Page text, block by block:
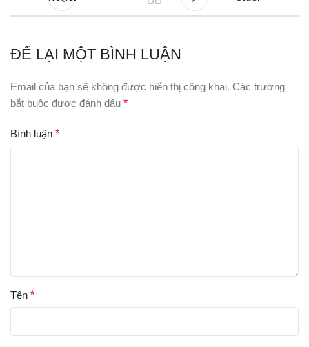
ĐỂ LẠI MỘT BÌNH LUẬN
Email của bạn sẽ không được hiển thị công khai. Các trường
bắt buộc được đánh dấu *
Bình luận *
Tên *